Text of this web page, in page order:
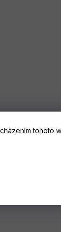
tohoto